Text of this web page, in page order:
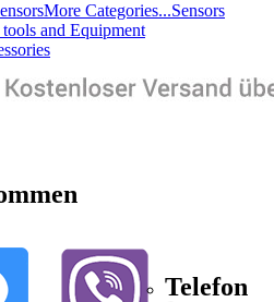
More Categories...Sensors
and Equipment
Telefon